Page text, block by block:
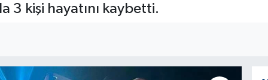
3 kişi hayatını kaybetti.